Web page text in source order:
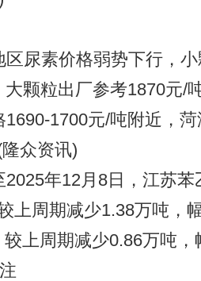
素价格弱势下行，小
大颗粒出厂参考1870元/
1700元/吨附近，
众资讯)
年12月8日，江苏苯
上周期减少1.38万吨，
上周期减少0.86万吨